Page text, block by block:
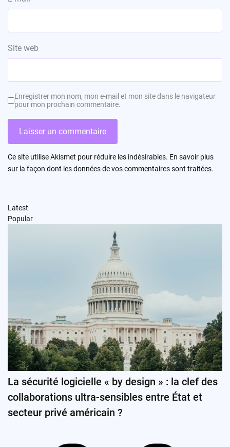
Site web
Enregistrer mon nom, mon e-mail et mon site dans le navigateur
pour mon prochain commentaire.
Ce site utilise Akismet pour réduire les indésirables. En savoir plus
sur la façon dont les données de vos commentaires sont traitées.
Latest
Popular
La sécurité logicielle « by design » : la clef des
collaborations ultra-sensibles entre État et
secteur privé américain ?